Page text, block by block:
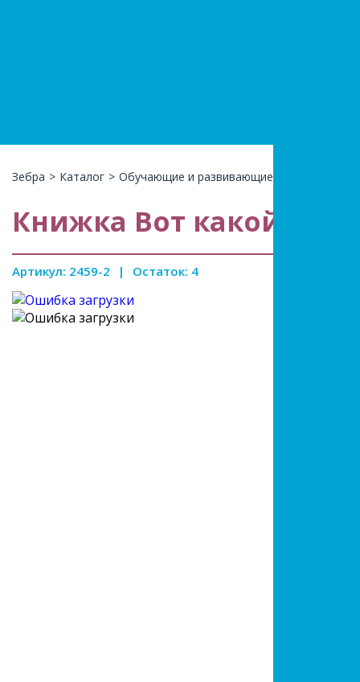
Зебра > Каталог > Обучающие и развивающие
Книжка Вот какой
Артикул: 2459-2 | Остаток: 4